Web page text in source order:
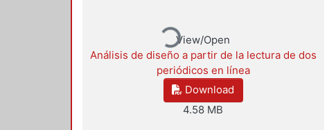
Loading...
View/Open
Análisis de diseño a partir de la lectura de dos
periódicos en línea
Download
4.58 MB